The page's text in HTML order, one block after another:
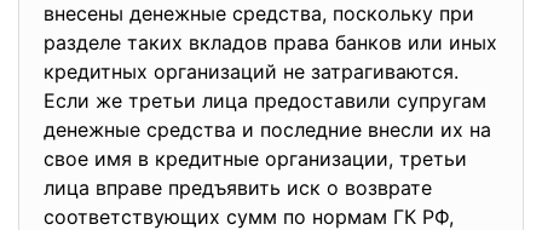
внесены денежные средства, поскольку при
разделе таких вкладов права банков или иных
кредитных организаций не затрагиваются.
Если же третьи лица предоставили супругам
денежные средства и последние внесли их на
свое имя в кредитные организации, третьи
лица вправе предъявить иск о возврате
соответствующих сумм по нормам ГК РФ,